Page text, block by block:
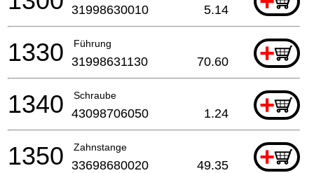
31998630010 5.14
Führung +
1330 31998631130 70.60
Schraube +
1340 43098706050 1.24
Zahnstange +
1350 33698680020 49.35